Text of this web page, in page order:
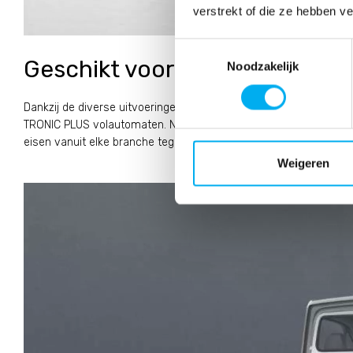
verstrekt of die ze hebben
Noodzakelijk
Weigeren
Geschikt voor de meest
Dankzij de diverse uitvoeringen en uitrustingen kan de Sprinter
TRONIC PLUS volautomaten. Naast standaard maatwerk heeft
eisen vanuit elke branche tegemoet te komen. Dankzij het